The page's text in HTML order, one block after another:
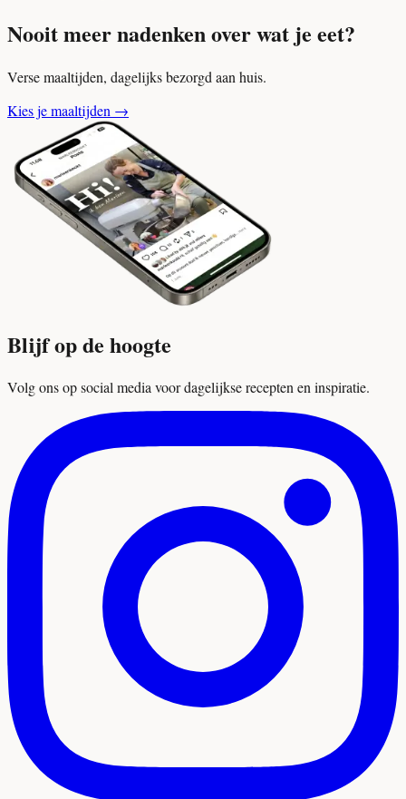
Nooit meer nadenken over wat je eet?
Verse maaltijden, dagelijks bezorgd aan huis.
Kies je maaltijden →
Blijf op de hoogte
Volg ons op social media voor dagelijkse recepten en inspiratie.